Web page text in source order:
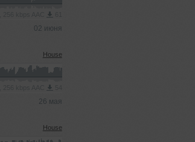
02 июня
House
26 мая
House